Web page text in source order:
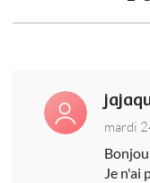
mardi
Je n'ai